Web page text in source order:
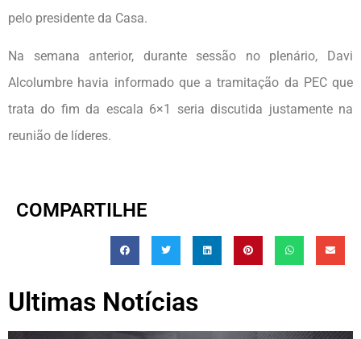
pelo presidente da Casa.
Na semana anterior, durante sessão no plenário, Davi
Alcolumbre havia informado que a tramitação da PEC que
trata do fim da escala 6×1 seria discutida justamente na
reunião de líderes.
COMPARTILHE
Ultimas Notícias